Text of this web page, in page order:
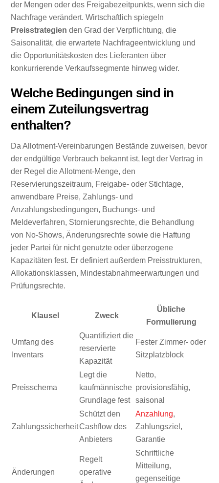
der Mengen oder des Freigabezeitpunkts, wenn sich die
Nachfrage verändert. Wirtschaftlich spiegeln
Preisstrategien den Grad der Verpflichtung, die
Saisonalität, die erwartete Nachfrageentwicklung und
die Opportunitätskosten des Lieferanten über
konkurrierende Verkaufssegmente hinweg wider.
Welche Bedingungen sind in
einem Zuteilungsvertrag
enthalten?
Da Allotment-Vereinbarungen Bestände zuweisen, bevor
der endgültige Verbrauch bekannt ist, legt der Vertrag in
der Regel die Allotment-Menge, den
Reservierungszeitraum, Freigabe- oder Stichtage,
anwendbare Preise, Zahlungs- und
Anzahlungsbedingungen, Buchungs- und
Meldeverfahren, Stornierungsrechte, die Behandlung
von No-Shows, Änderungsrechte sowie die Haftung
jeder Partei für nicht genutzte oder überzogene
Kapazitäten fest. Er definiert außerdem Preisstrukturen,
Allokationsklassen, Mindestabnahmeerwartungen und
Prüfungsrechte.
Klausel Zweck
Übliche
Formulierung
Umfang des
Inventars
Quantifiziert die
reservierte
Kapazität
Fester Zimmer- oder
Sitzplatzblock
Preisschema
Legt die
kaufmännische
Grundlage fest
Netto,
provisionsfähig,
saisonal
Zahlungssicherheit
Schützt den
Cashflow des
Anbieters
Anzahlung,
Zahlungsziel,
Garantie
Änderungen
Regelt
operative
Schriftliche
Mitteilung,
gegenseitige